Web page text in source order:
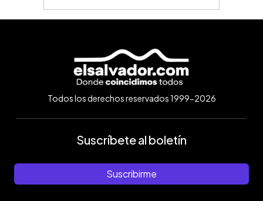
Todos los derechos reservados 1999-2026
Suscríbete al boletín
Suscribirme